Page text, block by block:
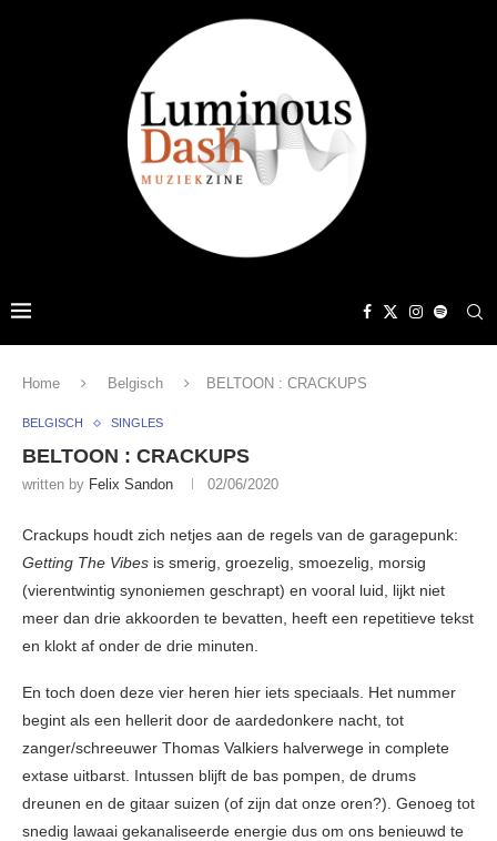
Home Belgisch BELTOON : CRACKUPS
BELGISCH SINGLES
BELTOON : CRACKUPS
written by Felix Sandon 02/06/2020
Crackups houdt zich netjes aan de regels van de garagepunk:
Getting The Vibes is smerig, groezelig, smoezelig, morsig
(vierentwintig synoniemen geschrapt) en vooral luid, lijkt niet
meer dan drie akkoorden te bevatten, heeft een repetitieve tekst
en klokt af onder de drie minuten.
En toch doen deze vier heren hier iets speciaals. Het nummer
begint als een hellerit door de aardedonkere nacht, tot
zanger/schreeuwer Thomas Valkiers halverwege in complete
extase uitbarst. Intussen blijft de bas pompen, de drums
dreunen en de gitaar suizen (of zijn dat onze oren?). Genoeg tot
snedig lawaai gekanaliseerde energie dus om ons benieuwd te